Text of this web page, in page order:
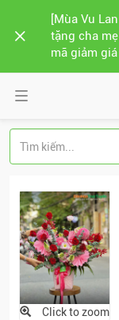
[Mùa Vu
tặng cha
mã giảm giá
Click to zoom